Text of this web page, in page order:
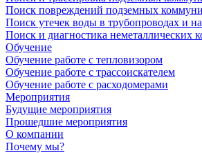
Поиск повреждений подземных
Поиск утечек воды в трубопроводах и
Поиск и диагностика неметаллических
Обучение
Обучение работе с тепловизором
Обучение работе с трассоискателем
Обучение работе с расходомерами
Мероприятия
Будущие мероприятия
Прошедшие мероприятия
О компании
Почему мы?